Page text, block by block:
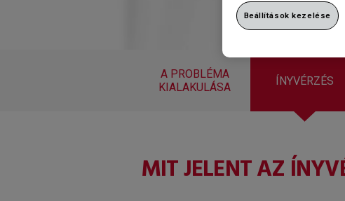
A PROBLÉMA
KIALAKULÁSA
ÍNYVÉRZÉS
MIT JELENT AZ
Beállítások kezelése